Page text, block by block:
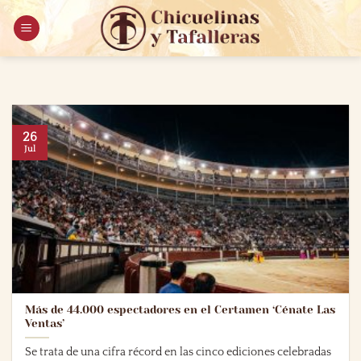
Saltar
contenido
Más de 44.000 espectadores en el Certamen ‘Cénate Las
Ventas’
Se trata de una cifra récord en las cinco ediciones celebradas
26
Jul